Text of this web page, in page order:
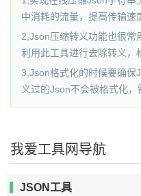
中消耗的流量，提高传输速
2,Json压缩转义功能也很常
利用此工具进行去除转义，
3,Json格式化的时候要确保
义过的Json不会被格式化
我爱工具网导航
JSON工具